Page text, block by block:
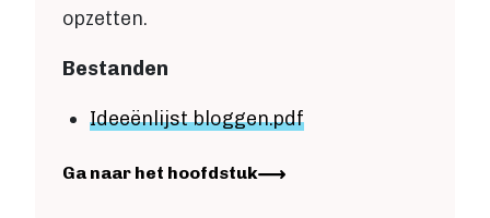
opzetten.
Bestanden
Ideeënlijst bloggen.pdf
Image
Ga naar het hoofdstuk